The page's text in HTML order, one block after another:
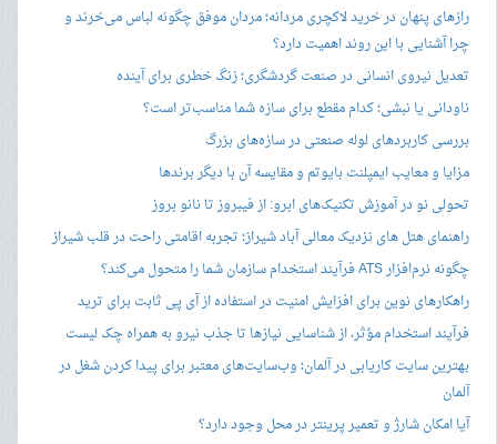
رازهای پنهان در خرید لاکچری مردانه؛ مردان موفق چگونه لباس می‌خرند و
چرا آشنایی با این روند اهمیت دارد؟
تعدیل نیروی انسانی در صنعت گردشگری؛ زنگ خطری برای آینده
ناودانی یا نبشی؛ کدام مقطع برای سازه شما مناسب‌تر است؟
بررسی کاربردهای لوله صنعتی در سازه‌های بزرگ
مزایا و معایب ایمپلنت بایوتم و مقایسه آن با دیگر برندها
تحولی نو در آموزش تکنیک‌های ابرو: از فیبروز تا نانو بروز
راهنمای هتل های نزدیک معالی آباد شیراز؛ تجربه اقامتی راحت در قلب شیراز
چگونه نرم‌افزار ATS فرآیند استخدام سازمان شما را متحول می‌کند؟
راهکارهای نوین برای افزایش امنیت در استفاده از آی پی ثابت برای ترید
فرآیند استخدام مؤثر، از شناسایی نیازها تا جذب نیرو به همراه چک لیست
بهترین سایت کاریابی در آلمان؛ وب‌سایت‌های معتبر برای پیدا کردن شغل در
آلمان
آیا امکان شارژ و تعمیر پرینتر در محل وجود دارد؟